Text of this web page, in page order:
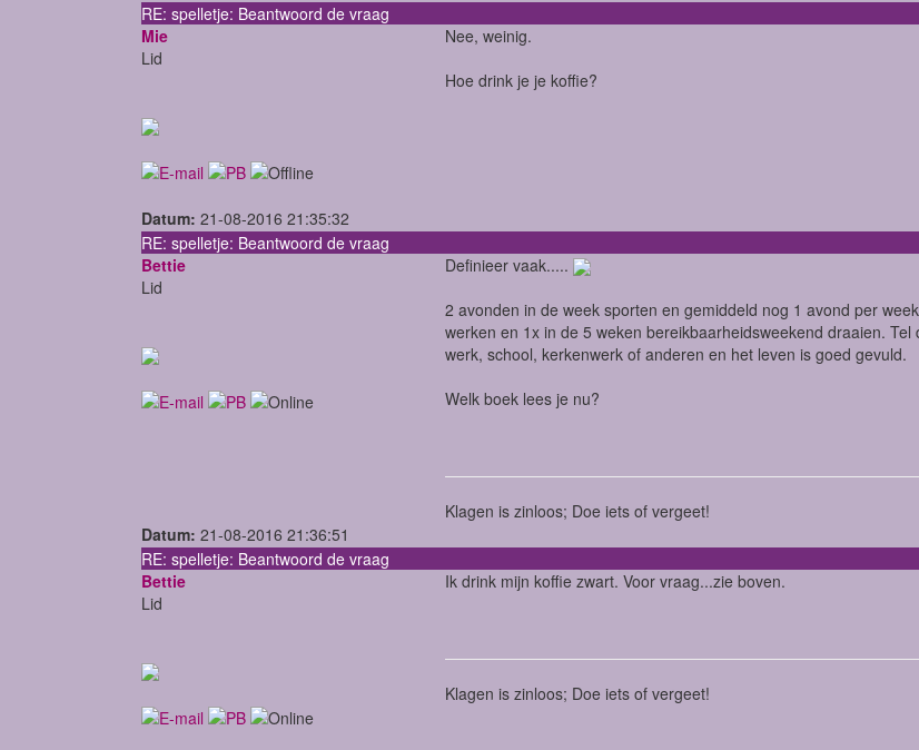
RE: spelletje: Beantwoord de vraag
Mie
Lid
Nee, weinig.
Hoe drink je je koffie?
Datum: 21-08-2016 21:35:32
RE: spelletje: Beantwoord de vraag
Bettie
Lid
Definieer vaak.....
2 avonden in de week sporten en gemiddeld nog 1 avond per
werken en 1x in de 5 weken bereikbaarheidsweekend draaien.
werk, school, kerkenwerk of anderen en het leven is goed gevuld.
Welk boek lees je nu?
Klagen is zinloos; Doe iets of vergeet!
Datum: 21-08-2016 21:36:51
RE: spelletje: Beantwoord de vraag
Bettie
Lid
Ik drink mijn koffie zwart. Voor vraag...zie boven.
Klagen is zinloos; Doe iets of vergeet!